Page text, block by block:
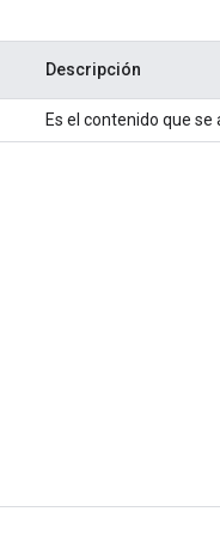
Descripción
Es el contenido que se